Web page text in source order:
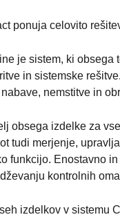
ponuja celovito
je sistem, ki obsega
in sistemske
nemstitve in
obsega izdelke za
tudi merjenje,
funkcijo. Enostavno
kontrolnih
izdelkov v sistemu